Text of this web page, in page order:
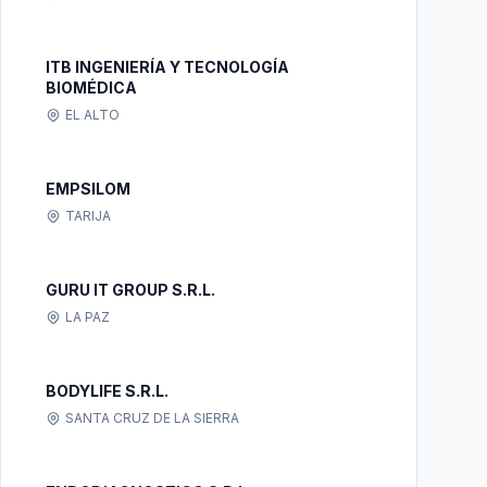
ITB INGENIERÍA Y TECNOLOGÍA
BIOMÉDICA
EL ALTO
EMPSILOM
TARIJA
GURU IT GROUP S.R.L.
LA PAZ
BODYLIFE S.R.L.
SANTA CRUZ DE LA SIERRA